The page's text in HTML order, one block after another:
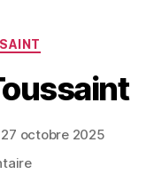
27 octobre 2025
sur